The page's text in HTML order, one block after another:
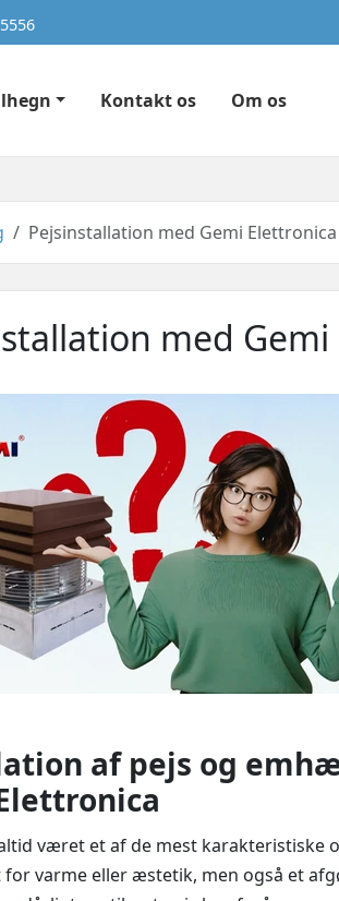
Kontakt os Om os
Pejsinstallation med Gemi
med
af pejs og
været et af de mest karakteristiske
varme eller æstetik, men også et